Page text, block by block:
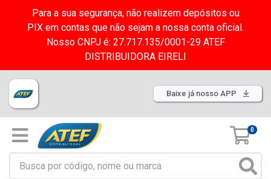
Para a sua segurança, não realizem depósitos ou
PIX em contas que não sejam a nossa conta oficial.
Nosso CNPJ é: 27.717.135/0001-29 ATEF
DISTRIBUIDORA EIRELI
Baixe já nosso APP
0